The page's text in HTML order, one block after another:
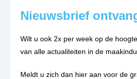
Nieuwsbrief
Wilt u ook 2x per week op de
van alle actualiteiten in de
Meldt u zich dan hier aan voor de